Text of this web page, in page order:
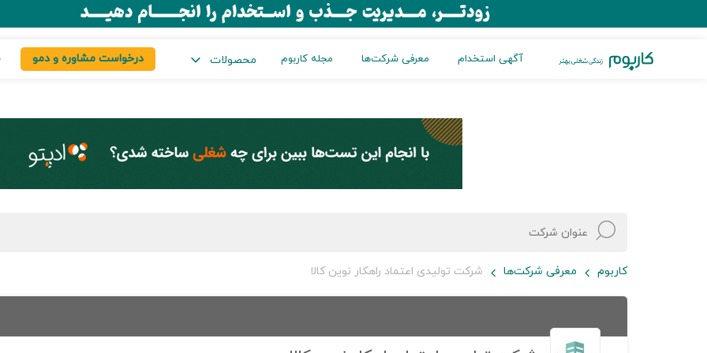
آگهی استخدام معرفی شرکت‌ها مجله کاربوم محصولات درخواست مشاوره و دمو
کاربوم معرفی شرکت‌ها شرکت تولیدی اعتماد راهکار نوین کالا